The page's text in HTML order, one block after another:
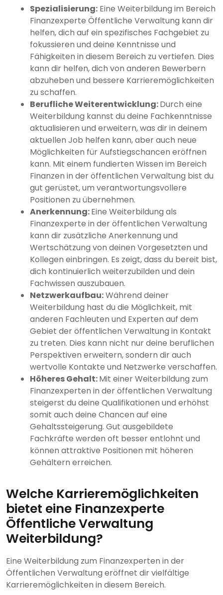
Spezialisierung: Eine Weiterbildung im Bereich
Finanzexperte Öffentliche Verwaltung kann dir
helfen, dich auf ein spezifisches Fachgebiet zu
fokussieren und deine Kenntnisse und
Fähigkeiten in diesem Bereich zu vertiefen. Dies
kann dir helfen, dich von anderen Bewerbern
abzuheben und bessere Karrieremöglichkeiten
zu schaffen.
Berufliche Weiterentwicklung:Durch eine
Weiterbildung kannst du deine Fachkenntnisse
aktualisieren und erweitern, was dir in deinem
aktuellen Job helfen kann, aber auch neue
Möglichkeiten für Aufstiegschancen eröffnen
kann. Mit einem fundierten Wissen im Bereich
Finanzen in der öffentlichen Verwaltung bist du
gut gerüstet, um verantwortungsvollere
Positionen zu übernehmen.
Anerkennung:Eine Weiterbildung als
Finanzexperte in der öffentlichen Verwaltung
kann dir zusätzliche Anerkennung und
Wertschätzung von deinen Vorgesetzten und
Kollegen einbringen. Es zeigt, dass du bereit bist,
dich kontinuierlich weiterzubilden und dein
Fachwissen auszubauen.
Netzwerkaufbau:Während deiner
Weiterbildung hast du die Möglichkeit, mit
anderen Fachleuten und Experten auf dem
Gebiet der öffentlichen Verwaltung in Kontakt
zu treten. Dies kann nicht nur deine beruflichen
Perspektiven erweitern, sondern dir auch
wertvolle Kontakte und Netzwerke verschaffen.
Höheres Gehalt:Mit einer Weiterbildung zum
Finanzexperten in der öffentlichen Verwaltung
steigerst du deine Qualifikationen und erhöhst
somit auch deine Chancen auf eine
Gehaltssteigerung. Gut ausgebildete
Fachkräfte werden oft besser entlohnt und
können attraktive Positionen mit höheren
Gehältern erreichen.
Welche Karrieremöglichkeiten
bietet eine Finanzexperte
Öffentliche Verwaltung
Weiterbildung?
Eine Weiterbildung zum Finanzexperten in der
Öffentlichen Verwaltung eröffnet dir vielfältige
Karrieremöglichkeiten in diesem Bereich.